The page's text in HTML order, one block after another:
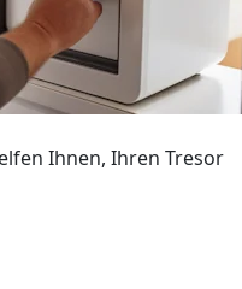
Ihnen, Ihren Tresor